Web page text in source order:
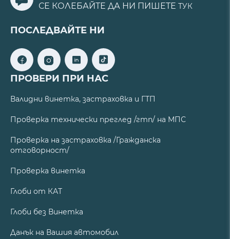
СЕ КОЛЕБАЙТЕ ДА НИ ПИШЕТЕ ТУК
ПОСЛЕДВАЙТЕ НИ
ПРОВЕРИ ПРИ НАС
Валидни винетка, застраховка и ГТП
Проверка технически преглед /гтп/ на МПС
Проверка на застраховка /Гражданска
отговорност/
Проверка винетка
Глоби от КАТ
Глоби без Винетка
Данък на Вашия автомобил